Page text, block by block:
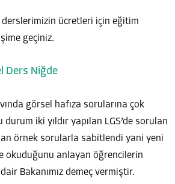
derslerimizin ücretleri için eğitim
geçiniz.
Ders Niğde
görsel hafıza sorularına çok
iki yıldır yapılan LGS’de sorulan
örnek sorularla sabitlendi yani yeni
okuduğunu anlayan öğrencilerin
Bakanımız demeç vermiştir.